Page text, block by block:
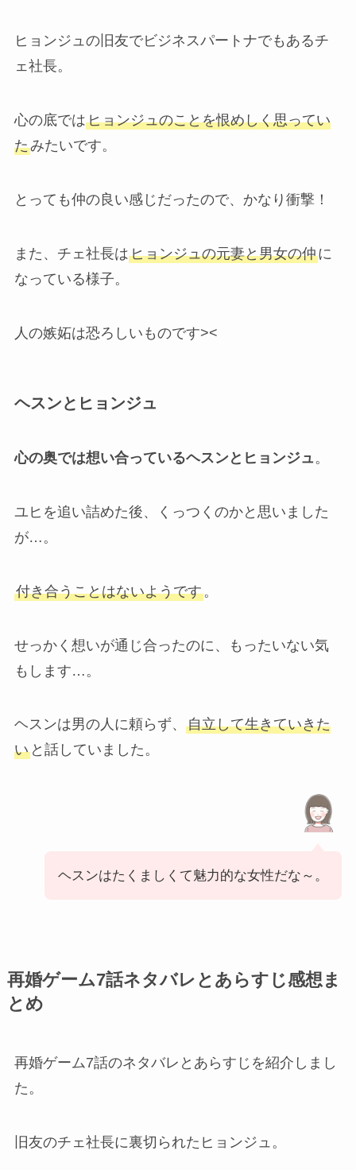
ヒョンジュの旧友でビジネスパートナでもあるチ
ェ社長。
心の底ではヒョンジュのことを恨めしく思ってい
たみたいです。
とっても仲の良い感じだったので、かなり衝撃！
また、チェ社長はヒョンジュの元妻と男女の仲に
なっている様子。
人の嫉妬は恐ろしいものです><
ヘスンとヒョンジュ
心の奥では想い合っているヘスンとヒョンジュ。
ユヒを追い詰めた後、くっつくのかと思いました
が…。
付き合うことはないようです。
せっかく想いが通じ合ったのに、もったいない気
もします…。
ヘスンは男の人に頼らず、 自立して生きていきた
いと話していました。
ヘスンはたくましくて魅力的な女性だな～。
再婚ゲーム7話ネタバレとあらすじ感想ま
とめ
再婚ゲーム7話のネタバレとあらすじを紹介しまし
た。
旧友のチェ社長に裏切られたヒョンジュ。